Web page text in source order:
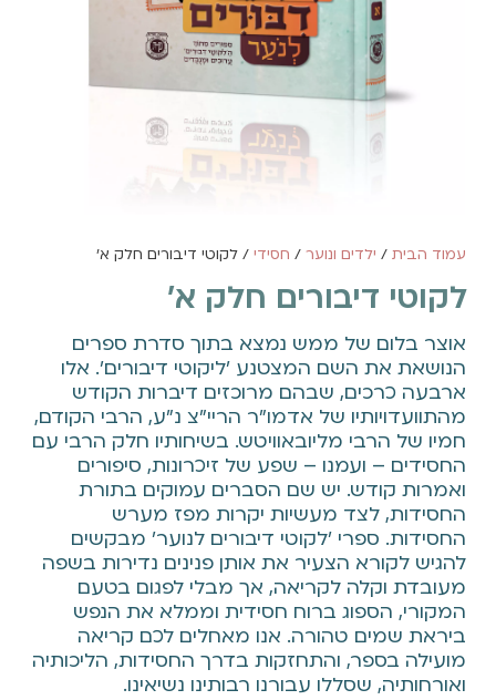
עמוד הבית/ ילדים ונוער/ חסידי/ לקוטי דיבורים חלק א'
לקוטי דיבורים חלק א'
אוצר בלום של ממש נמצא בתוך סדרת ספרים
הנושאת את השם המצטנע 'ליקוטי דיבורים'. אלו
ארבעה כרכים, שבהם מרוכזים דיברות הקודש
מהתוועדויותיו של אדמו"ר הריי"צ נ"ע, הרבי הקודם,
חמיו של הרבי מליובאוויטש. בשיחותיו חלק הרבי עם
החסידים – ועמנו – שפע של זיכרונות, סיפורים
ואמרות קודש. יש שם הסברים עמוקים בתורת
החסידות, לצד מעשיות יקרות מפז מערש
החסידות. ספרי 'לקוטי דיבורים לנוער' מבקשים
להגיש לקורא הצעיר את אותן פנינים נדירות בשפה
מעובדת וקלה לקריאה, אך מבלי לפגום בטעם
המקורי, הספוג ברוח חסידית וממלא את הנפש
ביראת שמים טהורה. אנו מאחלים לכם קריאה
מועילה בספר, והתחזקות בדרך החסידות, הליכותיה
ואורחותיה, שסללו עבורנו רבותינו נשיאינו.